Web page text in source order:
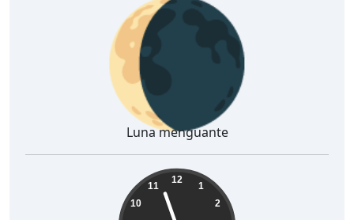
🌘
Luna menguante
12
1
2
10
11